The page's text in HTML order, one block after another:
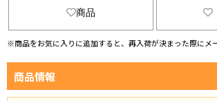
商品
※商品をお気に入りに追加すると、再入荷が決まった際にメ
商品情報